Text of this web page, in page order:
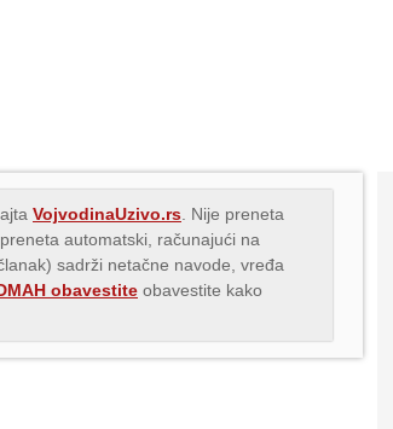
VojvodinaUzivo.rs . Nije preneta
automatski, računajući na
sadrži netačne navode, vređa
obavestite obavestite kako